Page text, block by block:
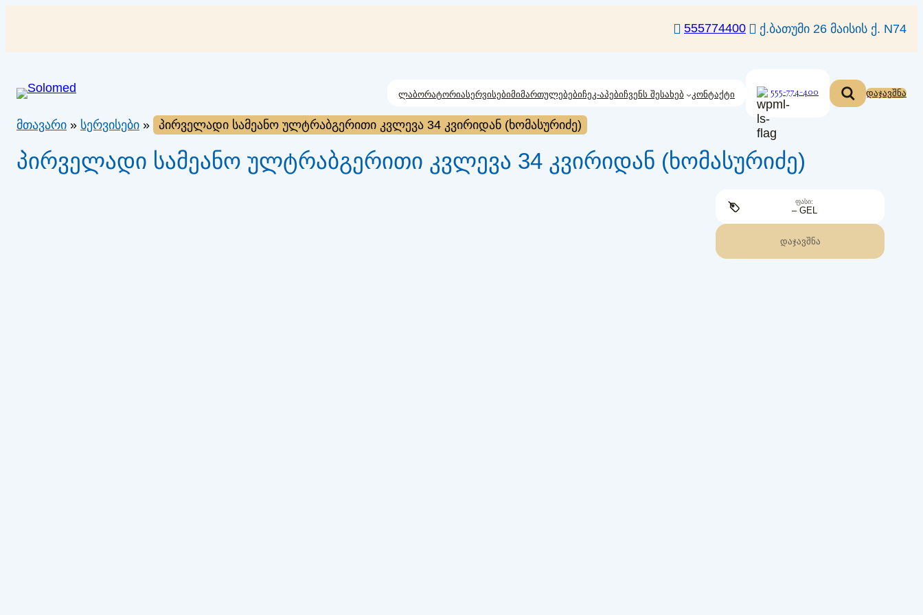
555774400 ქ.ბათუმი 26 მაისის ქ. N74
ლაბორატორიასერვისებიმიმართულებებიჩეკ-აპებიჩვენს შესახებ კონტაქტი 555-774-400 დაჯავშნა
მთავარი » სერვისები » პირველადი სამეანო ულტრაბგერითი კვლევა 34 კვირიდან (ხომასურიძე)
პირველადი სამეანო ულტრაბგერითი კვლევა 34 კვირიდან (ხომასურიძე)
ᲤᲐᲡᲘ:
– GEL
ᲓᲐᲯᲐᲕᲨᲜᲐ